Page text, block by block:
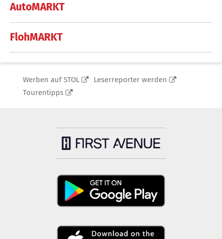
AutoMARKT
FlohMARKT
Werben auf STOL
Leserreporter werden
Tourentipps